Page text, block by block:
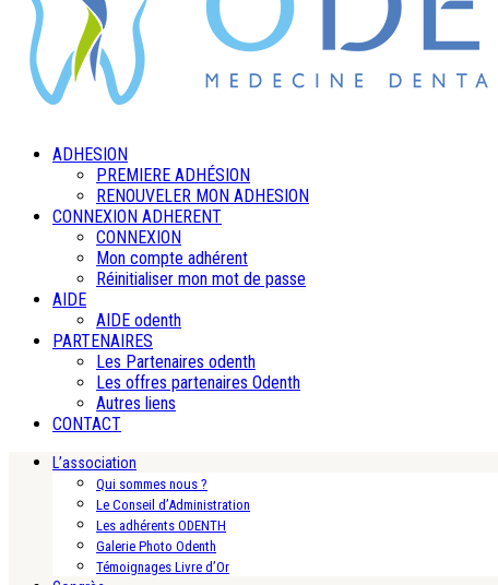
ADHESION
PREMIERE ADHÉSION
RENOUVELER MON ADHESION
CONNEXION ADHERENT
CONNEXION
Mon compte adhérent
Réinitialiser mon mot de passe
AIDE
AIDE odenth
PARTENAIRES
Les Partenaires odenth
Les offres partenaires Odenth
Autres liens
CONTACT
L’association
Qui sommes nous ?
Le Conseil d’Administration
Les adhérents ODENTH
Galerie Photo Odenth
Témoignages Livre d’Or